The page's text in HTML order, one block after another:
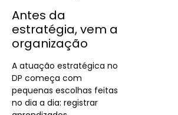
Antes da
estratégia, vem a
organização
A atuação estratégica no
DP começa com
pequenas escolhas feitas
no dia a dia: registrar